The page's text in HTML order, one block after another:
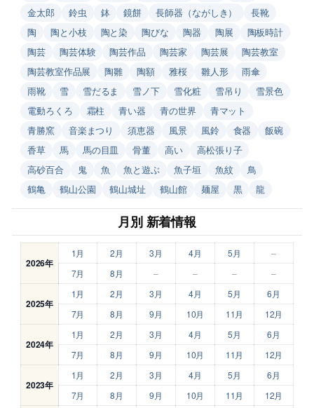
金太郎
鈴虫 鉢 鏡餅 長師器（ながしき）
長靴
陶
陶と小枝 陶と染 陶びな 陶器 陶展
陶板時計
陶芸
陶芸体験 陶芸作品 陶芸家 陶芸展
陶芸教室
陶芸教室作品展
陶雛 陶額 雅桜 雛人形
雨傘
雨靴
雪 雪だるま 雪ノ下 雪化粧 雪吊り
雪景色
電動ろくろ
霜柱 青い器 青の世界
青マット
青勝窯
音楽まつり 須恵器 風景 風鈴 食器
飯碗
香草
馬 馬の目皿 骨董 高い
高松張り子
高砂百合
鬼 魚 魚と遊ぶ 魚子垣 魚紋
鳥
鶴亀
鶴山公園 鶴山城址 鶴山館 麺屋 黒 龍
月別 新着情報
2026年
1月 2月 3月 4月 5月
–
7月
8月 – – – –
2025年
1月 2月 3月 4月 5月
6月
7月
8月 9月 10月 11月 12月
2024年
1月 2月 3月 4月 5月
6月
7月
8月 9月 10月 11月 12月
2023年
1月 2月 3月 4月 5月
6月
7月
8月 9月 10月 11月 12月